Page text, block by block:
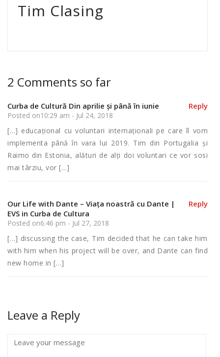
Tim Clasing
2 Comments so far
Reply
Curba de Cultură Din aprilie și până în iunie
Posted on10:29 am - Jul 24, 2018
[…] educațional cu voluntari internaționali pe care îl vom
implementa până în vara lui 2019. Tim din Portugalia și
Raimo din Estonia, alături de alți doi voluntari ce vor sosi
mai târziu, vor […]
Reply
Our Life with Dante – Viața noastră cu Dante |
EVS in Curba de Cultura
Posted on6:46 pm - Jul 27, 2018
[…] discussing the case, Tim decided that he can take him
with him when his project will be over, and Dante can find
new home in […]
Leave a Reply